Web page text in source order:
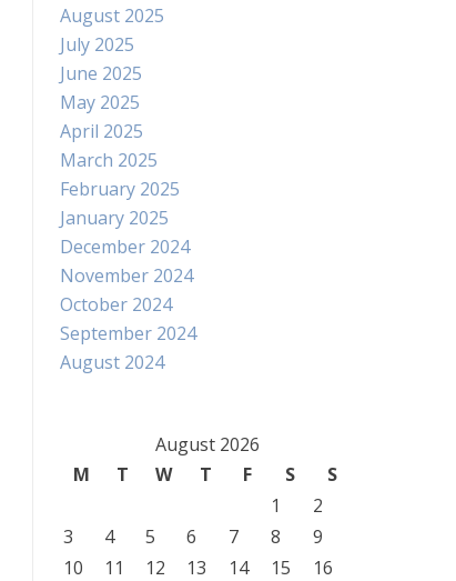
August 2025
July 2025
June 2025
May 2025
April 2025
March 2025
February 2025
January 2025
December 2024
November 2024
October 2024
September 2024
August 2024
August 2026
M
T W T F S
S
1
2
3
4 5 6 7 8
9
10
11 12 13 14 15
16